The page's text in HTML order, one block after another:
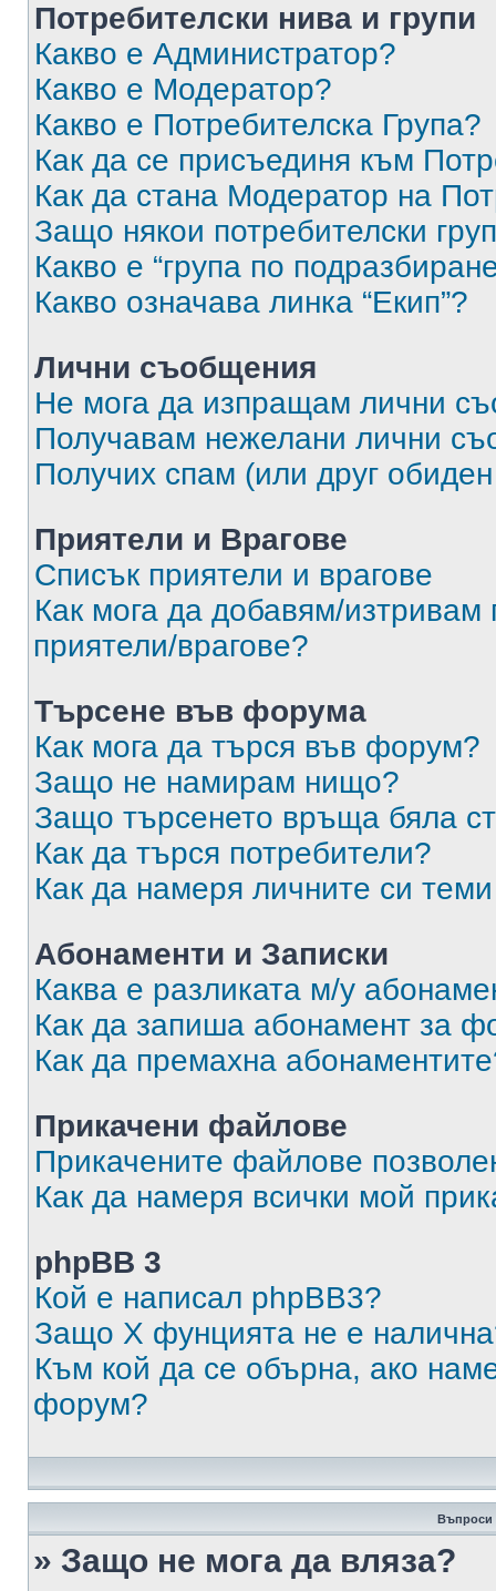
Потребителски нива и групи
Какво е Администратор?
Какво е Модератор?
Какво е Потребителска Група?
Как да се присъединя към
Как да стана Модератор на
Защо някои потребителски
Какво е “група по
Какво означава линка “Екип”?
Лични съобщения
Не мога да изпращам лични
Получавам нежелани лични
Получих спам (или друг
Приятели и Врагове
Списък приятели и врагове
Как мога да добавям/изтривам
приятели/врагове?
Търсене във форума
Как мога да търся във форум?
Защо не намирам нищо?
Защо търсенето връща бяла
Как да търся потребители?
Как да намеря личните си
Абонаменти и Записки
Каква е разликата м/у
Как да запиша абонамент за
Как да премахна
Прикачени файлове
Прикачените файлове
Как да намеря всички мой
phpBB 3
Кой е написал phpBB3?
Защо X фунцията не е
Към кой да се обърна, ако
форум?
Въпроси
» Защо не мога да вляза?